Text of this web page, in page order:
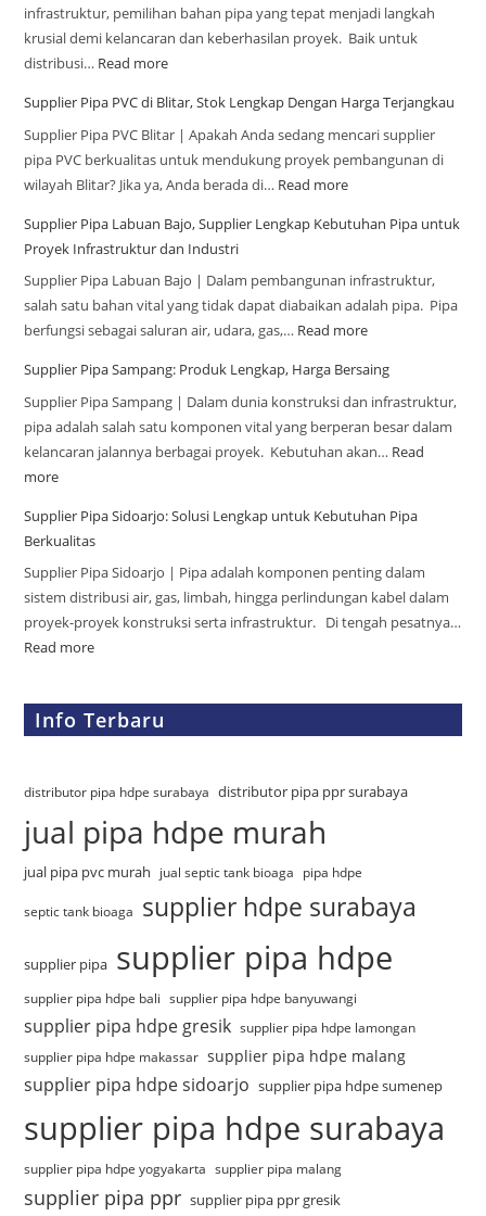
infrastruktur, pemilihan bahan pipa yang tepat menjadi langkah
krusial demi kelancaran dan keberhasilan proyek. Baik untuk
distribusi… Read more
Supplier Pipa PVC di Blitar, Stok Lengkap Dengan Harga Terjangkau
Supplier Pipa PVC Blitar | Apakah Anda sedang mencari supplier
pipa PVC berkualitas untuk mendukung proyek pembangunan di
wilayah Blitar? Jika ya, Anda berada di… Read more
Supplier Pipa Labuan Bajo, Supplier Lengkap Kebutuhan Pipa untuk
Proyek Infrastruktur dan Industri
Supplier Pipa Labuan Bajo | Dalam pembangunan infrastruktur,
salah satu bahan vital yang tidak dapat diabaikan adalah pipa. Pipa
berfungsi sebagai saluran air, udara, gas,… Read more
Supplier Pipa Sampang: Produk Lengkap, Harga Bersaing
Supplier Pipa Sampang | Dalam dunia konstruksi dan infrastruktur,
pipa adalah salah satu komponen vital yang berperan besar dalam
kelancaran jalannya berbagai proyek. Kebutuhan akan… Read
more
Supplier Pipa Sidoarjo: Solusi Lengkap untuk Kebutuhan Pipa
Berkualitas
Supplier Pipa Sidoarjo | Pipa adalah komponen penting dalam
sistem distribusi air, gas, limbah, hingga perlindungan kabel dalam
proyek-proyek konstruksi serta infrastruktur. Di tengah pesatnya…
Read more
Info Terbaru
distributor pipa hdpe surabaya distributor pipa ppr surabaya
jual pipa hdpe murah
jual pipa pvc murah jual septic tank bioaga pipa hdpe
septic tank bioaga supplier hdpe surabaya
supplier pipa supplier pipa hdpe
supplier pipa hdpe bali supplier pipa hdpe banyuwangi
supplier pipa hdpe gresik supplier pipa hdpe lamongan
supplier pipa hdpe makassar supplier pipa hdpe malang
supplier pipa hdpe sidoarjo supplier pipa hdpe sumenep
supplier pipa hdpe surabaya
supplier pipa hdpe yogyakarta supplier pipa malang
supplier pipa ppr supplier pipa ppr gresik